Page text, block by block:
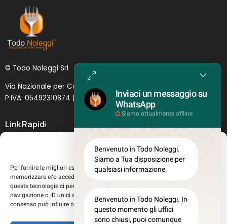
Gestisci Consenso
Per fornire le migliori esperienze, utilizziamo tecnologie come i cookie per
memorizzare e/o accedere alle informazioni del dispositivo. Il consenso a
queste tecnologie ci permetterà di elaborare dati come il comportamento di
navigazione o ID unici su questo sito. Non acconsentire o ritirare il
consenso può influire negativamente su alcune caratteristiche e funzioni.
© Todo Noleggi Srl
Via Nazionale per Catania, 6 | 95024 - Acireale (CT)
P.IVA: 05492310874 | SDI: MJ1 O YNU (Lettera )
Link Rapidi
Chi siamo
Perché sceglierci
Registrati al sito
Lavora con noi
Inviaci un messaggio su
WhatsApp
Siamo attualmente offline
Benvenuto in Todo Noleggi.
Siamo a Tua disposizione per
qualsiasi informazione.
Benvenuto in Todo Noleggi. In
questo momento gli uffici
sono chiusi, puoi comunque